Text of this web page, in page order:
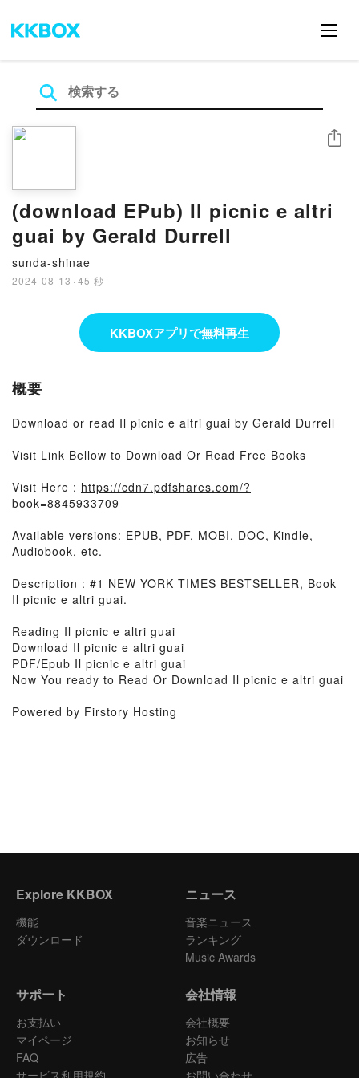
(download EPub) Il picnic e altri
guai by Gerald Durrell
sunda-shinae
2024-08-13 · 45 秒
シェア
KKBOXアプリで無料再生
概要
Download or read Il picnic e altri guai by Gerald Durrell
Visit Link Bellow to Download Or Read Free Books
Visit Here : https://cdn7.pdfshares.com/?
book=8845933709
Available versions: EPUB, PDF, MOBI, DOC, Kindle,
Audiobook, etc.
Description : #1 NEW YORK TIMES BESTSELLER, Book
Il picnic e altri guai.
Reading Il picnic e altri guai
Download Il picnic e altri guai
PDF/Epub Il picnic e altri guai
Now You ready to Read Or Download Il picnic e altri guai
Powered by Firstory Hosting
Explore KKBOX
機能
ダウンロード
ニュース
音楽ニュース
ランキング
Music Awards
サポート
お支払い
マイページ
FAQ
サービス利用規約
会社情報
会社概要
お知らせ
広告
お問い合わせ